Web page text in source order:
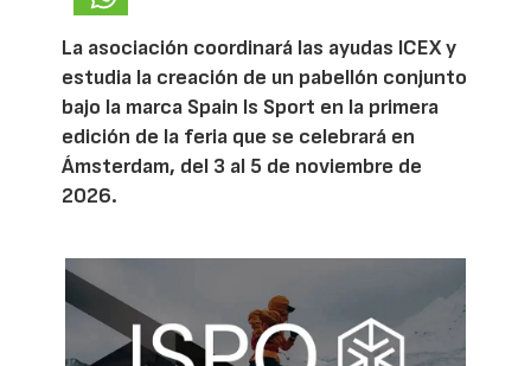
La asociación coordinará las ayudas ICEX y
estudia la creación de un pabellón conjunto
bajo la marca Spain Is Sport en la primera
edición de la feria que se celebrará en
Ámsterdam, del 3 al 5 de noviembre de
2026.